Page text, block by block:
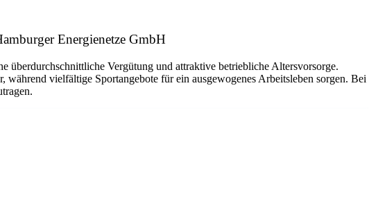
Energienetze GmbH
überdurchschnittliche Vergütung und attraktive betriebliche Altersvorsorge.
vielfältige Sportangebote für ein ausgewogenes Arbeitsleben sorgen. Bei